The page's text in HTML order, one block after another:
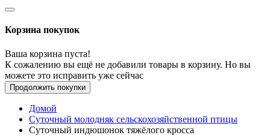
Корзина покупок
Ваша корзина пуста!
К сожалению вы ещё не добавили товары в корзину. Но вы
можете это исправить уже сейчас
Продолжить покупки
Домой
Суточный молодняк сельскохозяйственной птицы
Суточный индюшонок тяжёлого кросса